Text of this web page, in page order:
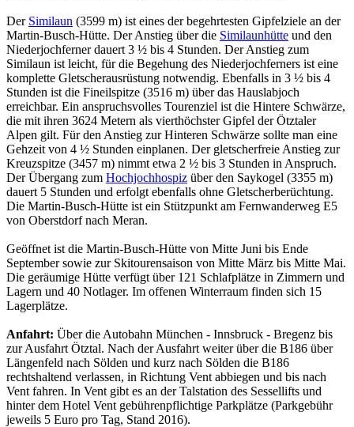
Der Similaun (3599 m) ist eines der begehrtesten Gipfelziele an der
Martin-Busch-Hütte. Der Anstieg über die Similaunhütte und den
Niederjochferner dauert 3 ½ bis 4 Stunden. Der Anstieg zum
Similaun ist leicht, für die Begehung des Niederjochferners ist eine
komplette Gletscherausrüstung notwendig. Ebenfalls in 3 ½ bis 4
Stunden ist die Fineilspitze (3516 m) über das Hauslabjoch
erreichbar. Ein anspruchsvolles Tourenziel ist die Hintere Schwärze,
die mit ihren 3624 Metern als vierthöchster Gipfel der Ötztaler
Alpen gilt. Für den Anstieg zur Hinteren Schwärze sollte man eine
Gehzeit von 4 ½ Stunden einplanen. Der gletscherfreie Anstieg zur
Kreuzspitze (3457 m) nimmt etwa 2 ½ bis 3 Stunden in Anspruch.
Der Übergang zum Hochjochhospiz über den Saykogel (3355 m)
dauert 5 Stunden und erfolgt ebenfalls ohne Gletscherberüchtung.
Die Martin-Busch-Hütte ist ein Stützpunkt am Fernwanderweg E5
von Oberstdorf nach Meran.
Geöffnet ist die Martin-Busch-Hütte von Mitte Juni bis Ende
September sowie zur Skitourensaison von Mitte März bis Mitte Mai.
Die geräumige Hütte verfügt über 121 Schlafplätze in Zimmern und
Lagern und 40 Notlager. Im offenen Winterraum finden sich 15
Lagerplätze.
Anfahrt: Über die Autobahn München - Innsbruck - Bregenz bis
zur Ausfahrt Ötztal. Nach der Ausfahrt weiter über die B186 über
Längenfeld nach Sölden und kurz nach Sölden die B186
rechtshaltend verlassen, in Richtung Vent abbiegen und bis nach
Vent fahren. In Vent gibt es an der Talstation des Sessellifts und
hinter dem Hotel Vent gebührenpflichtige Parkplätze (Parkgebühr
jeweils 5 Euro pro Tag, Stand 2016).